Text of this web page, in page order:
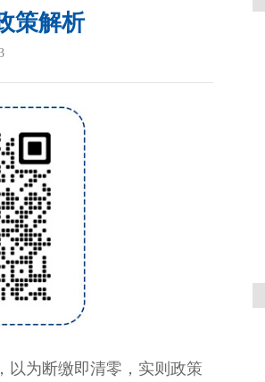
策解析
为断缴即清零，实则政策